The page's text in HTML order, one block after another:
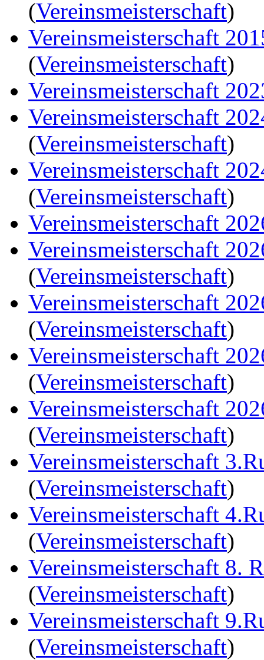
(Vereinsmeisterschaft)
Vereinsmeisterschaft
(Vereinsmeisterschaft)
Vereinsmeisterschaft
Vereinsmeisterschaft
(Vereinsmeisterschaft)
Vereinsmeisterschaft
(Vereinsmeisterschaft)
Vereinsmeisterschaft
Vereinsmeisterschaft
(Vereinsmeisterschaft)
Vereinsmeisterschaft
(Vereinsmeisterschaft)
Vereinsmeisterschaft
(Vereinsmeisterschaft)
Vereinsmeisterschaft
(Vereinsmeisterschaft)
Vereinsmeisterschaft
(Vereinsmeisterschaft)
Vereinsmeisterschaft
(Vereinsmeisterschaft)
Vereinsmeisterschaft 8.
(Vereinsmeisterschaft)
Vereinsmeisterschaft
(Vereinsmeisterschaft)